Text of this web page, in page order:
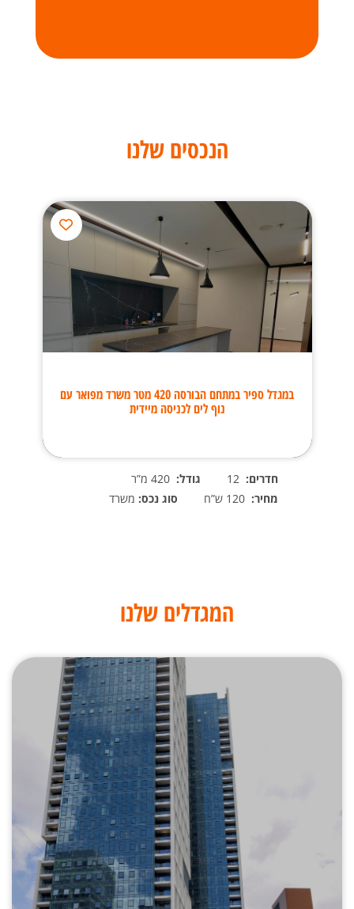
הנכסים שלנו
במגדל ספיר במתחם הבורסה 420 מטר משרד מפואר עם
נוף לים לכניסה מיידית
חדרים: 12 גודל: 420 מ”ר
מחיר: 120 ש”ח סוג נכס: משרד
המגדלים שלנו